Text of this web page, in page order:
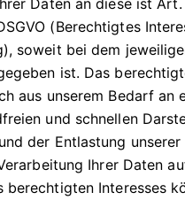
(Berechtigtes
soweit bei dem
ist. Das
aus unserem Bedarf an
und schnellen
der Entlastung unserer
Ihrer Daten
berechtigten Interesses